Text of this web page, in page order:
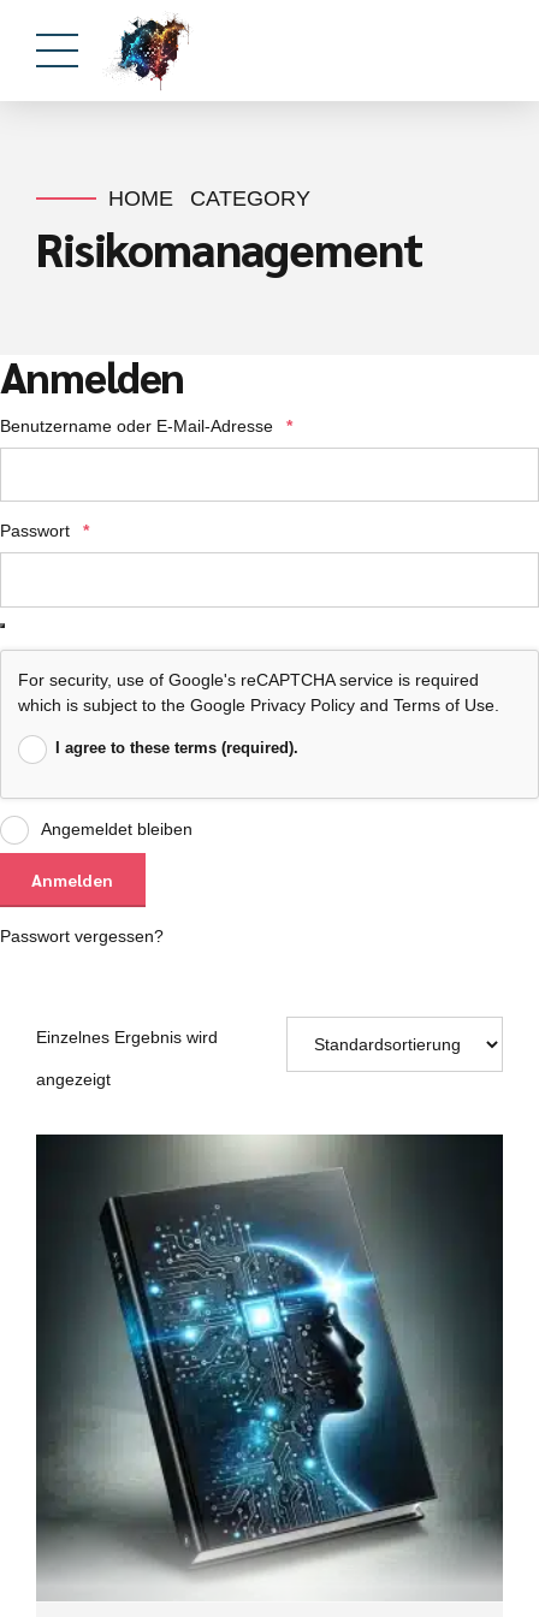
HOME CATEGORY
Risikomanagement
Anmelden
Benutzername oder E-Mail-Adresse *Erforderlich
Passwort *Erforderlich
For security, use of Google's reCAPTCHA service is required
which is subject to the Google Privacy Policy and Terms of Use
I agree to these terms (required).
Angemeldet bleiben
Anmelden
Passwort vergessen?
Einzelnes Ergebnis wird
angezeigt
Kundenbewertungen und Erfahrungen zu